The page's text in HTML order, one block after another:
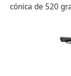
cónica de 520